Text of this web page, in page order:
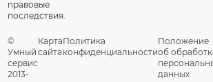
правовые
последствия.
©
Умный
сервис
2013-
Карта
сайта
Политика
конфиденциальности
Положение
об
данных